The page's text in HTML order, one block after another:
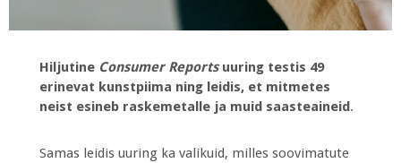
Hiljutine Consumer Reportsuuring testis 49
erinevat kunstpiima ning leidis, et mitmetes
neist esineb raskemetalle ja muid saasteaineid.
Samas leidis uuring ka valikuid, milles soovimatute